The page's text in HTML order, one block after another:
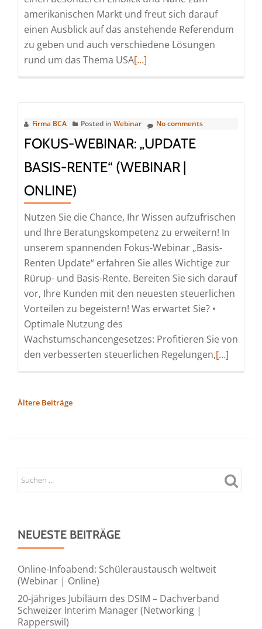
amerikanischen Markt und freut sich darauf
einen Ausblick auf das anstehende Referendum
zu geben und auch verschiedene Lösungen
rund um das Thema USARead
Bernstein:
USA
vor
den
Online)
[…]
Firma BCA Posted in Webinar No comments
FOKUS-WEBINAR: „UPDATE
BASIS-RENTE“ (WEBINAR |
ONLINE)
Nutzen Sie die Chance, Ihr Wissen aufzufrischen
und Ihre Beratungskompetenz zu erweitern! In
unserem spannenden Fokus-Webinar „Basis-
Renten Update“ erfahren Sie alles Wichtige zur
Rürup- und Basis-Rente. Bereiten Sie sich darauf
vor, Ihre Kunden mit den neuesten steuerlichen
Vorteilen zu begeistern! Was erwartet Sie? •
Optimale Nutzung des
Wachstumschancengesetzes: Profitieren Sie von
den verbesserten steuerlichen Regelungen,Read
(Webinar
|
[…]
BEITRAGSNAVIGATION
Ältere Beiträge
NEUESTE BEITRÄGE
Online-Infoabend: Schüleraustausch weltweit
(Webinar | Online)
20-jähriges Jubiläum des DSIM – Dachverband
Schweizer Interim Manager (Networking |
Rapperswil)